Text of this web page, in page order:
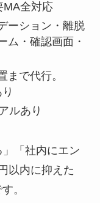
MA全対応
ーション・離脱
ム・確認画面・
まで代行。
ルあり
」「社内にエン
以内に抑えた
。